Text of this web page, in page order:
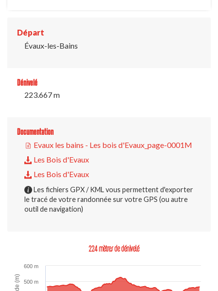
Départ
Évaux-les-Bains
Dénivelé
223.667 m
Documentation
Evaux les bains - Les bois d'Evaux_page-0001M
Les Bois d'Evaux
Les Bois d'Evaux
Les fichiers GPX / KML vous permettent d'exporter
le tracé de votre randonnée sur votre GPS (ou autre
outil de navigation)
224 mètres de dénivelé
500 m
600 m